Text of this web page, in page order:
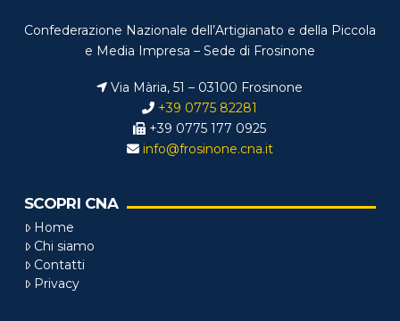
Confederazione Nazionale dell’Artigianato e della Piccola
e Media Impresa – Sede di Frosinone
Via Mària, 51 – 03100 Frosinone
+39 0775 82281
+39 0775 177 0925
info@frosinone.cna.it
SCOPRI CNA
Home
Chi siamo
Contatti
Privacy